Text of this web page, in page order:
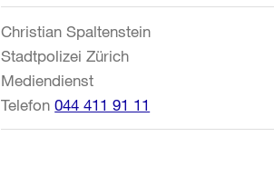
Informationen
Christian Spaltenstein
Stadtpolizei Zürich
Mediendienst
Telefon 044 411 91 11